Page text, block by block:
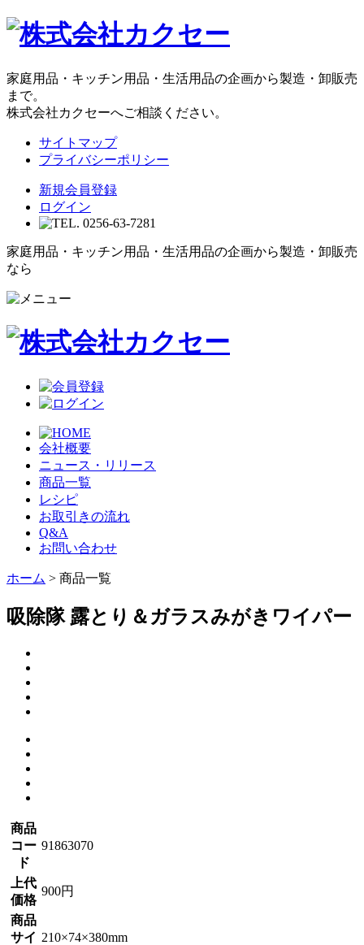
家庭用品・キッチン用品・生活用品の企画から製造・卸販売
まで。
株式会社カクセーへご相談ください。
サイトマップ
プライバシーポリシー
新規会員登録
ログイン
家庭用品・キッチン用品・生活用品の企画から製造・卸販売
なら
会社概要
ニュース・リリース
商品一覧
レシピ
お取引きの流れ
Q&A
お問い合わせ
ホーム > 商品一覧
吸除隊 露とり＆ガラスみがきワイパー
商品
コー
ド
91863070
上代
価格
900円
商品
サイ 210×74×380mm